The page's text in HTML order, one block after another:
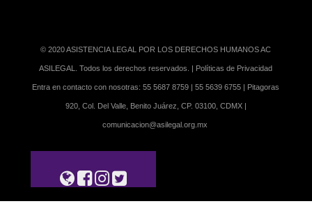
© 2020 ASISTENCIA LEGAL POR LOS DERECHOS HUMANOS AC
ASILEGAL. Todos los derechos reservados. | Políticas de Privacidad
Entra en contacto con nosotras:55 5687 8759 | 55 5639 6755 | Pitagoras
920, Col. Del Valle, Benito Juárez, CP. 03100, CDMX |
comunicacion@asilegal.org.mx